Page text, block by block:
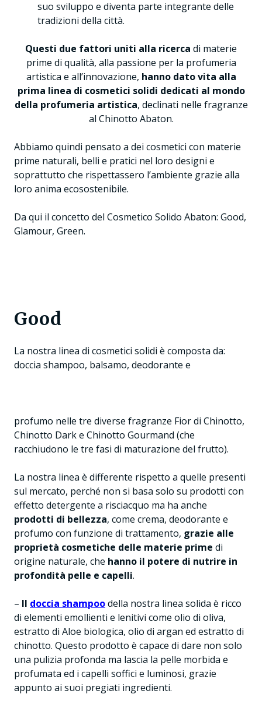
suo sviluppo e diventa parte integrante delle
tradizioni della città.
Questi due fattori uniti alla ricerca di materie
prime di qualità, alla passione per la profumeria
artistica e all’innovazione, hanno dato vita alla
prima linea di cosmetici solidi dedicati al mondo
della profumeria artistica, declinati nelle fragranze
al Chinotto Abaton.
Abbiamo quindi pensato a dei cosmetici con materie
prime naturali, belli e pratici nel loro designi e
soprattutto che rispettassero l’ambiente grazie alla
loro anima ecosostenibile.
Da qui il concetto del Cosmetico Solido Abaton: Good,
Glamour, Green.
Good
La nostra linea di cosmetici solidi è composta da:
doccia shampoo, balsamo, deodorante e
profumo nelle tre diverse fragranze Fior di Chinotto,
Chinotto Dark e Chinotto Gourmand (che
racchiudono le tre fasi di maturazione del frutto).
La nostra linea è differente rispetto a quelle presenti
sul mercato, perché non si basa solo su prodotti con
effetto detergente a risciacquo ma ha anche
prodotti di bellezza, come crema, deodorante e
profumo con funzione di trattamento, grazie alle
proprietà cosmetiche delle materie prime di
origine naturale, che hanno il potere di nutrire in
profondità pelle e capelli.
– Il doccia shampoodella nostra linea solida è ricco
di elementi emollienti e lenitivi come olio di oliva,
estratto di Aloe biologica, olio di argan ed estratto di
chinotto. Questo prodotto è capace di dare non solo
una pulizia profonda ma lascia la pelle morbida e
profumata ed i capelli soffici e luminosi, grazie
appunto ai suoi pregiati ingredienti.